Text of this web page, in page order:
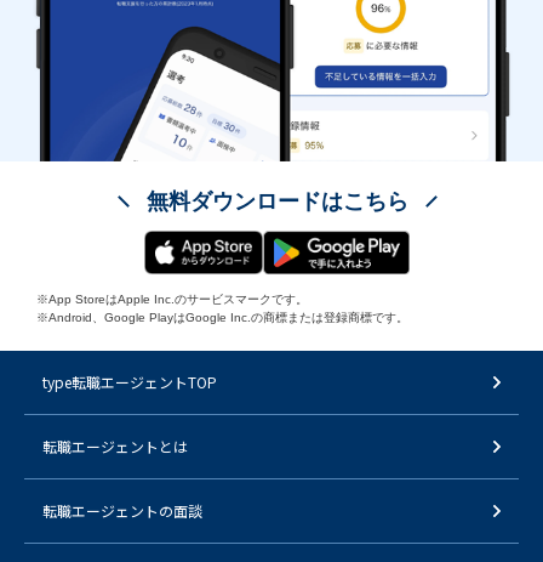
無料ダウンロードはこちら
※App StoreはApple Inc.のサービスマークです。
※Android、Google PlayはGoogle Inc.の商標または登録商標です。
type転職エージェントTOP
転職エージェントとは
転職エージェントの面談